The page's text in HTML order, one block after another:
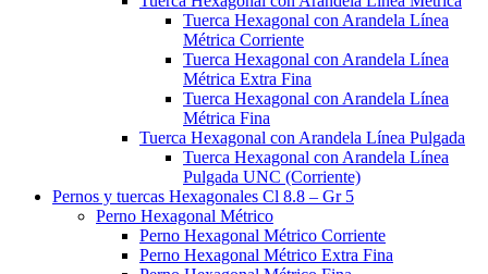
Tuerca Hexagonal con Arandela Línea
Métrica Corriente
Tuerca Hexagonal con Arandela Línea
Métrica Extra Fina
Tuerca Hexagonal con Arandela Línea
Métrica Fina
Tuerca Hexagonal con Arandela Línea Pulgada
Tuerca Hexagonal con Arandela Línea
Pulgada UNC (Corriente)
Pernos y tuercas Hexagonales Cl 8.8 – Gr 5
Perno Hexagonal Métrico
Perno Hexagonal Métrico Corriente
Perno Hexagonal Métrico Extra Fina